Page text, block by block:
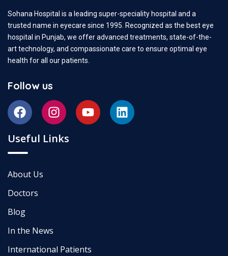
Sohana Hospital is a leading super-speciality hospital and a
trusted name in eyecare since 1995. Recognized as the best eye
hospital in Punjab, we offer advanced treatments, state-of-the-
art technology, and compassionate care to ensure optimal eye
health for all our patients.
Follow us
Useful Links
About Us
Doctors
Blog
In the News
International Patients